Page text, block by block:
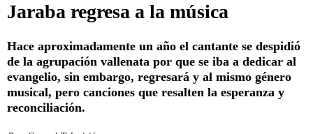
Jaraba regresa a la música
Hace aproximadamente un año el cantante se despidió
de la agrupación vallenata por que se iba a dedicar al
evangelio, sin embargo, regresará y al mismo género
musical, pero canciones que resalten la esperanza y
reconciliación.